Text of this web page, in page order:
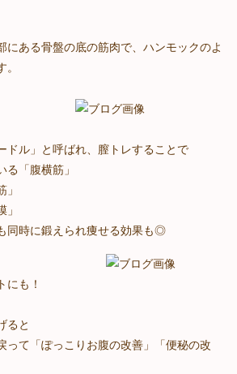
にある骨盤の底の筋肉で、ハンモックのよ
ドル」と呼ばれ、膣トレすることで
る「腹横筋」
」
」
同時に鍛えられ痩せる効果も◎
にも！
ると
て「ぽっこりお腹の改善」「便秘の改